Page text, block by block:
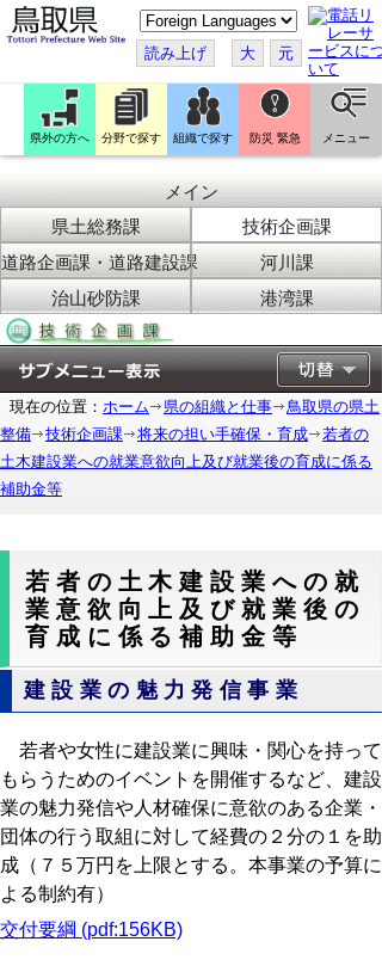
こ
の
ペ
ー
ジ
翻
訳
す
読み上げ 大 元
県外の方へ 分野で探す 組織で探す 防災 緊急 メニュー
メイン
県土総務課
技術企画課
道路企画課・道路建設課
河川課
治山砂防課
港湾課
現在の位置： ホーム 県の組織と仕事
鳥取県の県土
整備
技術企画課 将来の担い手確保・育成
若者の
土木建設業への就業意欲向上及び就業後の育成に係る
補助金等
若者の土木建設業への就
業意欲向上及び就業後の
育成に係る補助金等
建設業の魅力発信事業
若者や女性に建設業に興味・関心を持って
もらうためのイベントを開催するなど、建設
業の魅力発信や人材確保に意欲のある企業・
団体の行う取組に対して経費の２分の１を助
成（７５万円を上限とする。本事業の予算に
よる制約有）
交付要綱 (pdf:156KB)